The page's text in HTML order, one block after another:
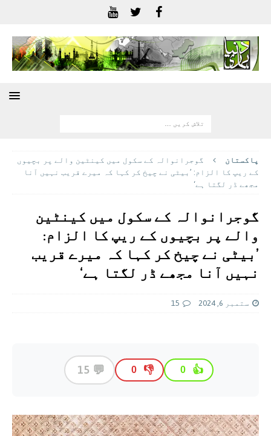
پاکستان
گوجرانوالہ کے سکول میں کینٹین والے پر بچیوں
کے ریپ کا الزام: ’بیٹی نے چیخ کر کہا کہ میرے قریب نہیں آنا
مجھے ڈر لگتا ہے‘
گوجرانوالہ کے سکول میں کینٹین
والے پر بچیوں کے ریپ کا الزام:
’بیٹی نے چیخ کر کہا کہ میرے قریب
نہیں آنا مجھے ڈر لگتا ہے‘
ستمبر 6, 2024 15
👍
0
👎
0
💬
15